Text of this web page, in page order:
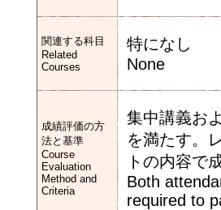
関連する科目
Related
Courses
特になし
None
成績評価の方
法と基準
Course
Evaluation
Method and
Criteria
集中講義お
を満たす。
トの内容で
Both
required to